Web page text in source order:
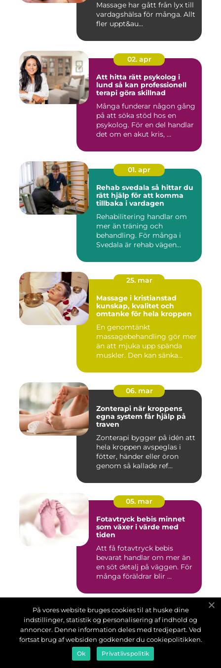
Massage har gått från lyx till
vardagshälsa för många. Allt
fler uppt&au...
02. apr
Att hitta rätt psykolog i
lund så kan professionell
terapi göra skillnad
Många funderar någon gång
på att söka stöd hos en
psykolog. För en del handlar
det om en akut kris, ...
01. apr
Rehab svedala så hittar du
rätt hjälp för att komma
tillbaka i vardagen
Rehabilitering handlar om
mer än träning och
behandling. För många i
Svedala är rehab vägen
25. mar
Massage i kristianstad
kunskap, kvalitet och
omtanke för hela kroppen
En genomtänkt
massagebehandling gör mer
än att mjuka upp spända
muskler. Den kan sänka
06. mar
Zonterapi när kroppens
egna system får hjälp på
traven
Zonterapi bygger på idén att
hela kroppen avspeglas i
fötter, händer eller öron
genom så kallade ref...
05. mar
Fotavtryck bebis minnet
som växer i värde med
tiden
Att få fotavtryck bebis
bevarat handlar om mer än
en söt detalj på väggen. För
många föräldrar blir ...
02. feb
Tandläkare Åhus så hittar
du rätt tandvård för hela
familjen
Att välja tandläkare handlar
På vores website bruges cookies til at huske dine
indstillinger, statistik og personalisering af indhold og
annoncer. Denne information deles med tredjepart. Ved
fortsat brug af websiden godkender du cookiepolitikken.
Ok Privatlivspolitik